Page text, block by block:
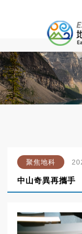
聚焦地科
中山奇異再攜手